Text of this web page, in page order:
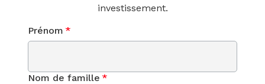
investissement.
Prénom *
Nom de famille *